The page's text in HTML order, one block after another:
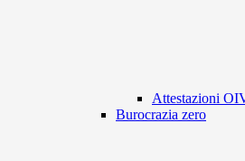
Attestazioni
Burocrazia zero